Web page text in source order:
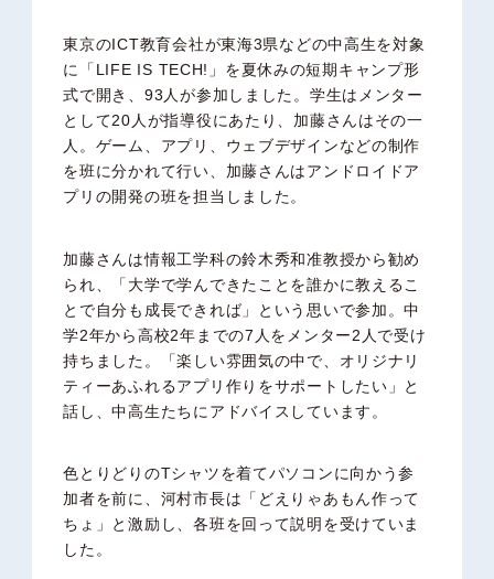
東京のICT教育会社が東海3県などの中高生を対象
に「LIFE IS TECH!」を夏休みの短期キャンプ形
式で開き、93人が参加しました。学生はメンター
として20人が指導役にあたり、加藤さんはその一
人。ゲーム、アプリ、ウェブデザインなどの制作
を班に分かれて行い、加藤さんはアンドロイドア
プリの開発の班を担当しました。
加藤さんは情報工学科の鈴木秀和准教授から勧め
られ、「大学で学んできたことを誰かに教えるこ
とで自分も成長できれば」という思いで参加。中
学2年から高校2年までの7人をメンター2人で受け
持ちました。「楽しい雰囲気の中で、オリジナリ
ティーあふれるアプリ作りをサポートしたい」と
話し、中高生たちにアドバイスしています。
色とりどりのTシャツを着てパソコンに向かう参
加者を前に、河村市長は「どえりゃあもん作って
ちょ」と激励し、各班を回って説明を受けていま
した。